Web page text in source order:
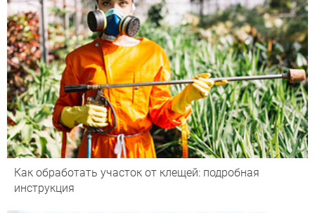
Как обработать участок от клещей: подробная
инструкция